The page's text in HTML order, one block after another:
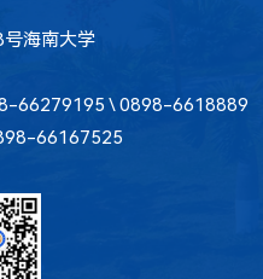
海南大学
66279195 \ 0898-6618889
66167525